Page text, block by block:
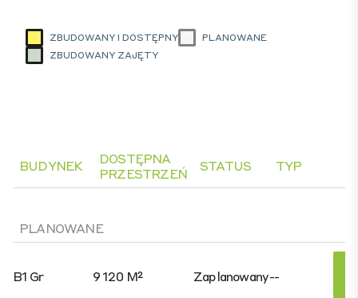
ZBUDOWANY I DOSTĘPNY
PLANOWANE
ZBUDOWANY ZAJĘTY
BUDYNEK
DOSTĘPNA
PRZESTRZEŃ
STATUS TYP
PLANOWANE
B1 Gr 9 120 M² Zaplanowany--